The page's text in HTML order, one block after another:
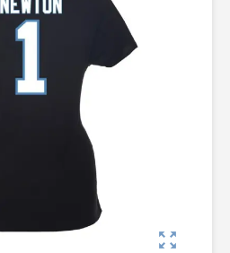
zoom_out_map